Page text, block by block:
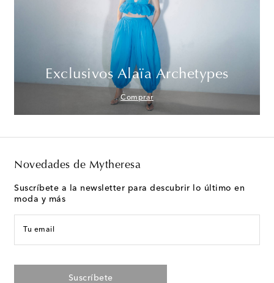
Exclusivos Alaïa Archetypes
Comprar
Novedades de Mytheresa
Suscríbete a la newsletter para descubrir lo último en
moda y más
Tu email
Suscríbete